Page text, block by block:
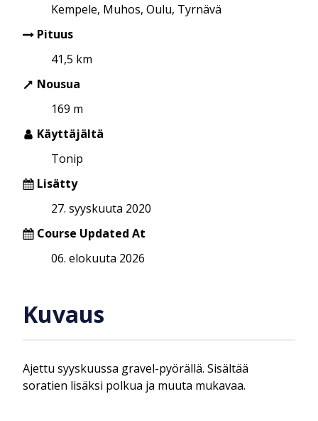
Kempele, Muhos, Oulu, Tyrnävä
Pituus
41,5 km
Nousua
169 m
Käyttäjältä
Tonip
Lisätty
27. syyskuuta 2020
Course Updated At
06. elokuuta 2026
Kuvaus
Ajettu syyskuussa gravel-pyörällä. Sisältää
soratien lisäksi polkua ja muuta mukavaa.